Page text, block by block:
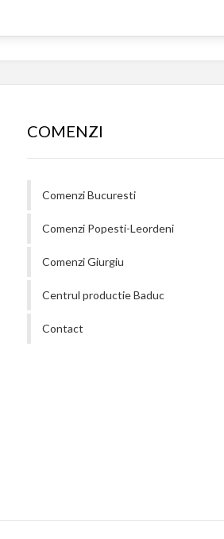
COMENZI
Comenzi Bucuresti
Comenzi Popesti-Leordeni
Comenzi Giurgiu
Centrul productie Baduc
Contact